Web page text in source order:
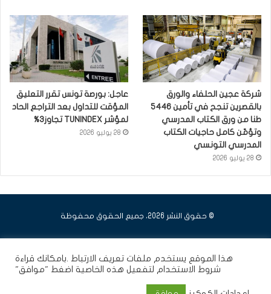
شركة عجين الحلفاء والورق
بالقصرين تنجح في تأمين 5446
طنا من ورق الكتاب المدرسي
وتؤمّن كامل حاجيات الكتاب
المدرسي التونسي
28 يوليو 2026
عاجل: بورصة تونس تقرر التعليق
المؤقت للتداول بعد التراجع الحاد
لمؤشر TUNINDEX تجاوز3%
28 يوليو 2026
© حقوق النشر 2026، جميع الحقوق محفوظة
هذا الموقع يستخدم ملفات تعريف الارتباط .بامكانك قراءة
شروط الاستخدام لتفعيل هذه الخاصية اضغط "موافق"